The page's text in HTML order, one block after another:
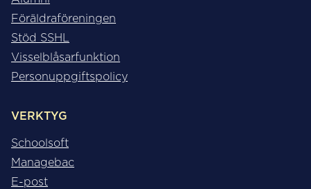
Föräldraföreningen
Stöd SSHL
Visselblåsarfunktion
Personuppgiftspolicy
VERKTYG
Schoolsoft
Managebac
E-post